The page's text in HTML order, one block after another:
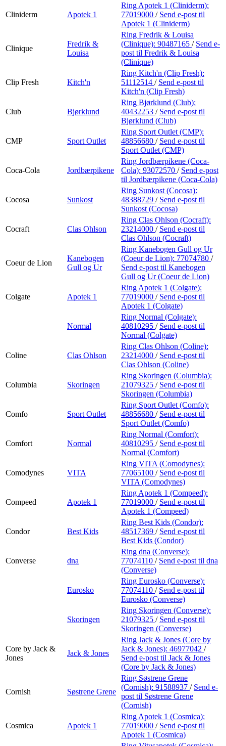
Cliniderm Apotek 1
Ring Apotek 1 (Cliniderm):
77019000 / Send e-post til
Apotek 1 (Cliniderm)
Clinique
Fredrik &
Louisa
Ring Fredrik & Louisa
(Clinique): 90487165 / Send e-
post til Fredrik & Louisa
(Clinique)
Clip Fresh Kitch'n
Ring Kitch'n (Clip Fresh):
51112514 / Send e-post til
Kitch'n (Clip Fresh)
Club Bjørklund
Ring Bjørklund (Club):
40432253 / Send e-post til
Bjørklund (Club)
CMP Sport Outlet
Ring Sport Outlet (CMP):
48856680 / Send e-post til
Sport Outlet (CMP)
Coca-Cola Jordbærpikene
Ring Jordbærpikene (Coca-
Cola): 93072570 / Send e-post
til Jordbærpikene (Coca-Cola)
Cocosa Sunkost
Ring Sunkost (Cocosa):
48388729 / Send e-post til
Sunkost (Cocosa)
Cocraft Clas Ohlson
Ring Clas Ohlson (Cocraft):
23214000 / Send e-post til
Clas Ohlson (Cocraft)
Coeur de Lion
Kanebogen
Gull og Ur
Ring Kanebogen Gull og Ur
(Coeur de Lion): 77074780 /
Send e-post til Kanebogen
Gull og Ur (Coeur de Lion)
Colgate Apotek 1
Ring Apotek 1 (Colgate):
77019000 / Send e-post til
Apotek 1 (Colgate)
Normal
Ring Normal (Colgate):
40810295 / Send e-post til
Normal (Colgate)
Coline Clas Ohlson
Ring Clas Ohlson (Coline):
23214000 / Send e-post til
Clas Ohlson (Coline)
Columbia Skoringen
Ring Skoringen (Columbia):
21079325 / Send e-post til
Skoringen (Columbia)
Comfo Sport Outlet
Ring Sport Outlet (Comfo):
48856680 / Send e-post til
Sport Outlet (Comfo)
Comfort Normal
Ring Normal (Comfort):
40810295 / Send e-post til
Normal (Comfort)
Comodynes VITA
Ring VITA (Comodynes):
77065100 / Send e-post til
VITA (Comodynes)
Compeed Apotek 1
Ring Apotek 1 (Compeed):
77019000 / Send e-post til
Apotek 1 (Compeed)
Condor Best Kids
Ring Best Kids (Condor):
48517369 / Send e-post til
Best Kids (Condor)
Converse dna
Ring dna (Converse):
77074110 / Send e-post til dna
(Converse)
Eurosko
Ring Eurosko (Converse):
77074110 / Send e-post til
Eurosko (Converse)
Skoringen
Ring Skoringen (Converse):
21079325 / Send e-post til
Skoringen (Converse)
Core by Jack &
Jones
Jack & Jones
Ring Jack & Jones (Core by
Jack & Jones): 46977042 /
Send e-post til Jack & Jones
(Core by Jack & Jones)
Cornish Søstrene Grene
Ring Søstrene Grene
(Cornish): 91588937 / Send e-
post til Søstrene Grene
(Cornish)
Cosmica Apotek 1
Ring Apotek 1 (Cosmica):
77019000 / Send e-post til
Apotek 1 (Cosmica)